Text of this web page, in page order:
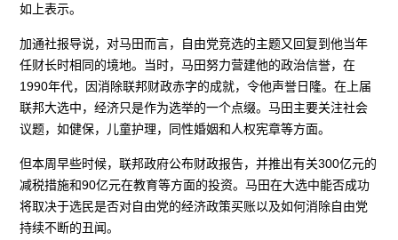
如上表示。
加通社报导说，对马田而言，自由党竞选的主题又回复到他当年
任财长时相同的境地。当时，马田努力营建他的政治信誉，在
1990年代，因消除联邦财政赤字的成就，令他声誉日隆。在上届
联邦大选中，经济只是作为选举的一个点缀。马田主要关注社会
议题，如健保，儿童护理，同性婚姻和人权宪章等方面。
但本周早些时候，联邦政府公布财政报告，并推出有关300亿元的
减税措施和90亿元在教育等方面的投资。马田在大选中能否成功
将取决于选民是否对自由党的经济政策买账以及如何消除自由党
持续不断的丑闻。